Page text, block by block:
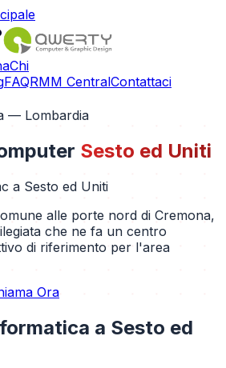
Chi
FAQRMM CentralContattaci
— Lombardia
Sesto ed Uniti
a Sesto ed Uniti
alle porte nord di Cremona,
che ne fa un centro
di riferimento per l'area
Ora
a Sesto ed